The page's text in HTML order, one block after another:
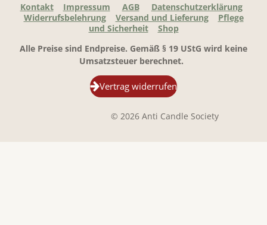
Kontakt Impressum AGB
Datenschutzerklärung
Widerrufsbelehrung
Versand und Lieferung
Pflege
und Sicherheit
Shop
Alle Preise sind Endpreise. Gemäß § 19 UStG wird keine
Umsatzsteuer berechnet.
Vertrag widerrufen
© 2026 Anti Candle Society